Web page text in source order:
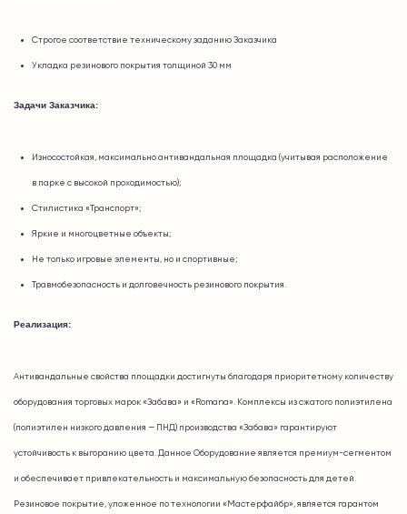
Строгое соответствие техническому заданию Заказчика
Укладка резинового покрытия толщиной 30 мм
Задачи Заказчика:
Износостойкая, максимально антивандальная площадка (учитывая расположение
в парке с высокой проходимостью);
Стилистика «Транспорт»;
Яркие и многоцветные объекты;
Не только игровые элементы, но и спортивные;
Травмобезопасность и долговечность резинового покрытия.
Реализация:
Антивандальные свойства площадки достигнуты благодаря приоритетному количеству
оборудования торговых марок «Забава» и «Romana». Комплексы из сжатого полиэтилена
(полиэтилен низкого давления — ПНД) производства «Забава» гарантируют
устойчивость к выгоранию цвета. Данное Оборудование является премиум-сегментом
и обеспечивает привлекательность и максимальную безопасность для детей.
Резиновое покрытие, уложенное по технологии «Мастерфайбр», является гарантом